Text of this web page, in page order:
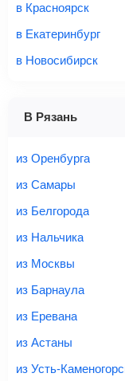
Количество багажа
1 место
Вес багажа
20-23 кг
в Красноярск
в Екатеринбург
в Новосибирск
В Рязань
из Оренбурга
из Самары
из Белгорода
из Нальчика
из Москвы
из Барнаула
из Еревана
из Астаны
из Усть-